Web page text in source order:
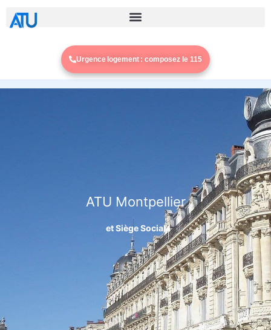
Urgence logement : composez le 115
ATU Montpellier
et Siège Social